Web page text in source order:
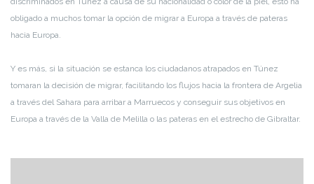
obligado a muchos tomar la opción de migrar a Europa a través de pateras
hacia Europa.
Y es más, si la situación se estanca los ciudadanos atrapados en Túnez
tomaran la decisión de migrar, facilitando los flujos hacia la frontera de Argelia
a través del Sahara para arribar a Marruecos y conseguir sus objetivos en
Europa a través de la Valla de Melilla o las pateras en el estrecho de Gibraltar.